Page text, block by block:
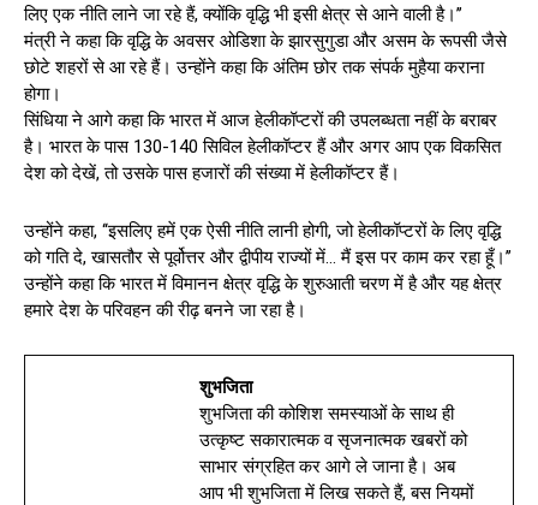
लिए एक नीति लाने जा रहे हैं, क्योंकि वृद्धि भी इसी क्षेत्र से आने वाली है।’’
मंत्री ने कहा कि वृद्धि के अवसर ओडिशा के झारसुगुडा और असम के रूपसी जैसे
छोटे शहरों से आ रहे हैं। उन्होंने कहा कि अंतिम छोर तक संपर्क मुहैया कराना
होगा।
सिंधिया ने आगे कहा कि भारत में आज हेलीकॉप्टरों की उपलब्धता नहीं के बराबर
है। भारत के पास 130-140 सिविल हेलीकॉप्टर हैं और अगर आप एक विकसित
देश को देखें, तो उसके पास हजारों की संख्या में हेलीकॉप्टर हैं।
उन्होंने कहा, ‘‘इसलिए हमें एक ऐसी नीति लानी होगी, जो हेलीकॉप्टरों के लिए वृद्धि
को गति दे, खासतौर से पूर्वोत्तर और द्वीपीय राज्यों में… मैं इस पर काम कर रहा हूँ।’’
उन्होंने कहा कि भारत में विमानन क्षेत्र वृद्धि के शुरुआती चरण में है और यह क्षेत्र
हमारे देश के परिवहन की रीढ़ बनने जा रहा है।
शुभजिता
शुभजिता की कोशिश समस्याओं के साथ ही
उत्कृष्ट सकारात्मक व सृजनात्मक खबरों को
साभार संग्रहित कर आगे ले जाना है। अब
आप भी शुभजिता में लिख सकते हैं, बस नियमों